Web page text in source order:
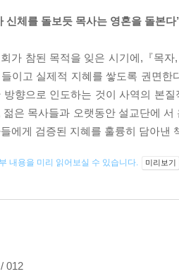
신체를 돌보듯 목사는 영혼을 돌본다
가 참된 목적을 잊은 시기에,『목
이고 실제적 지혜를 쌓도록 권면
방향으로 인도하는 것이 사역의 본
젊은 목사들과 오랫동안 설교단에
에게 검증된 지혜를 훌륭히 담아낸
내용을 미리 읽어보실 수 있습니다. 미리보기
012